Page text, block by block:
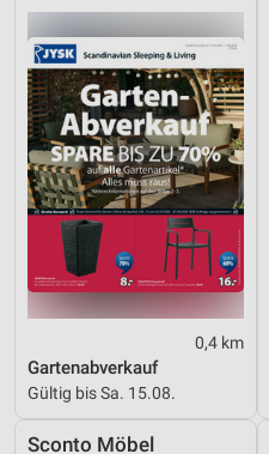
0,4 km
Gartenabverkauf
Gültig bis Sa. 15.08.
Sconto Möbel